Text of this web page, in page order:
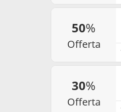
50%
offerta
30%
offerta